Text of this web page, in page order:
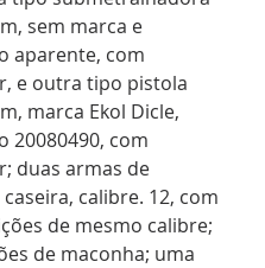
sem marca e
aparente, com
e outra tipo pistola
marca Ekol Dicle,
20080490, com
duas armas de
calibre. 12, com
de mesmo calibre;
de maconha; uma